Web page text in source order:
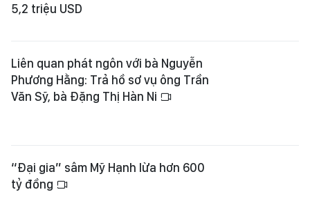
5,2 triệu USD
Liên quan phát ngôn với bà Nguyễn
Phương Hằng: Trả hồ sơ vụ ông Trần
Văn Sỹ, bà Đặng Thị Hàn Ni
“Đại gia” sâm Mỹ Hạnh lừa hơn 600
tỷ đồng